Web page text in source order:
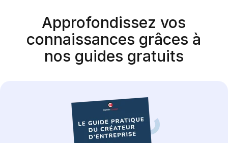
Approfondissez vos
connaissances grâces à
nos guides gratuits